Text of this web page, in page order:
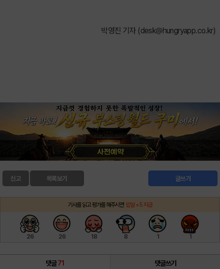
박영진 기자 (desk@hungryapp.co.kr)
신고 글쓰기
목록보기
기사를 읽고 평가를 해주시면 밥알 +5 지급
26 26 18 8 1 1
댓글71 댓글쓰기